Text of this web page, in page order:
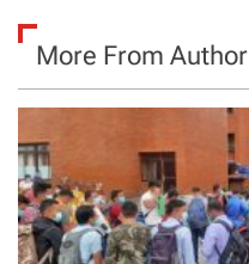
More From Author